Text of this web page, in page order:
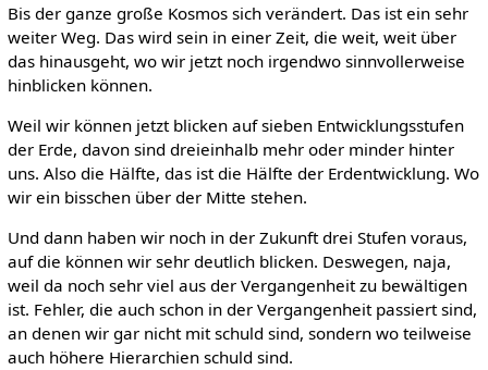
Bis der ganze große Kosmos sich verändert. Das ist ein sehr
weiter Weg. Das wird sein in einer Zeit, die weit, weit über
das hinausgeht, wo wir jetzt noch irgendwo sinnvollerweise
hinblicken können.
Weil wir können jetzt blicken auf sieben Entwicklungsstufen
der Erde, davon sind dreieinhalb mehr oder minder hinter
uns. Also die Hälfte, das ist die Hälfte der Erdentwicklung. Wo
wir ein bisschen über der Mitte stehen.
Und dann haben wir noch in der Zukunft drei Stufen voraus,
auf die können wir sehr deutlich blicken. Deswegen, naja,
weil da noch sehr viel aus der Vergangenheit zu bewältigen
ist. Fehler, die auch schon in der Vergangenheit passiert sind,
an denen wir gar nicht mit schuld sind, sondern wo teilweise
auch höhere Hierarchien schuld sind.